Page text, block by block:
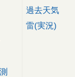
過去天気
雷(実況)